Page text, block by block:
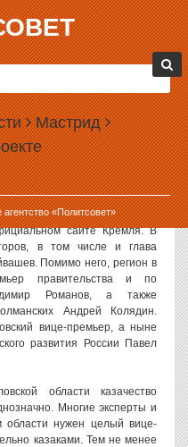
Мастрид
«Политсовет»
КАЗАЧЕСТВА
Евгений Куйвашев вошел в
России Владимире
несколько чиновников из
совета по делам казачества
сайте Кремля. В
в том числе и глава
Помимо него, регион в
правительства и по
Романов, а также
Андрей Колядин.
вице-премьер, а ныне
развития России Павел
области казачество
Многие эксперты и
области нужен целый вице-
казаками. Тем не менее